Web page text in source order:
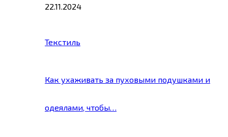
22.11.2024
Текстиль
Как ухаживать за пуховыми подушками и
одеялами, чтобы…